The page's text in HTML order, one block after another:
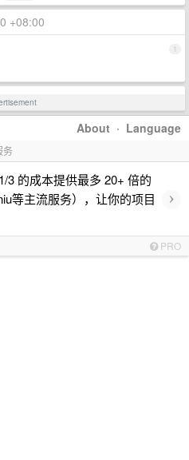
+08:00
1
About · Language
务
3 的成本提供最多 20+ 倍的
等主流服务），让你的项目
›
PRO